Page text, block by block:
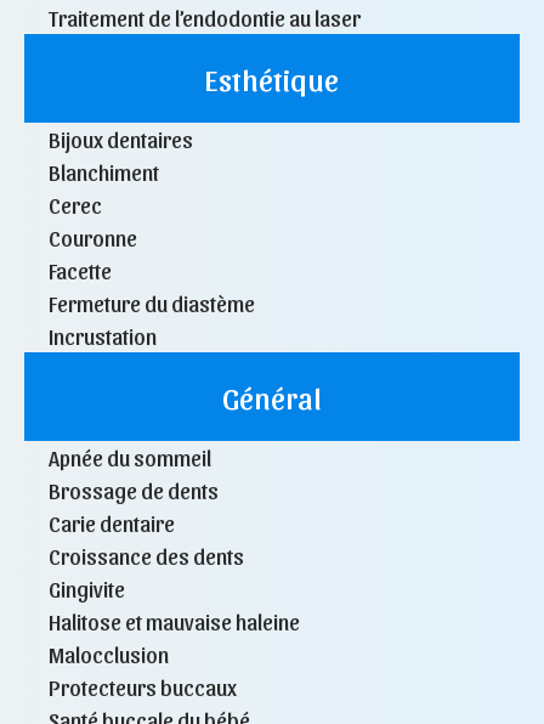
Traitement de l’endodontie au laser
Esthétique
Bijoux dentaires
Blanchiment
Cerec
Couronne
Facette
Fermeture du diastème
Incrustation
Général
Apnée du sommeil
Brossage de dents
Carie dentaire
Croissance des dents
Gingivite
Halitose et mauvaise haleine
Malocclusion
Protecteurs buccaux